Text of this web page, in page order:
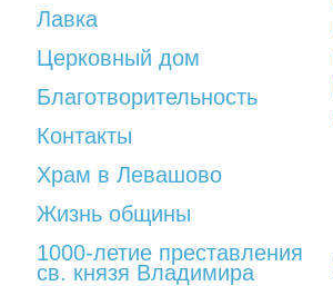
Лавка
Церковный дом
Благотворительность
Контакты
Храм в Левашово
Жизнь общины
1000-летие преставления
св. князя Владимира